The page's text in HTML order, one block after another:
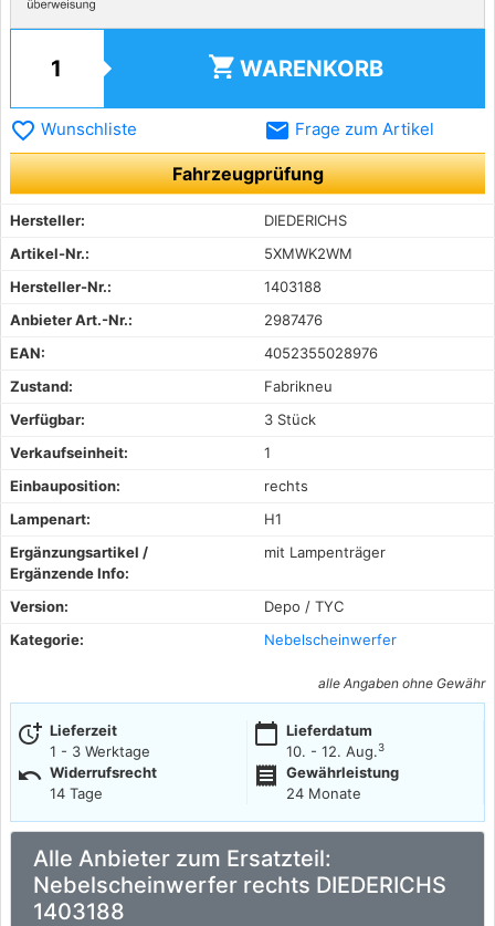
shopping_cart WARENKORB
favorite_border Wunschliste email Frage zum Artikel
Fahrzeugprüfung
Hersteller:
DIEDERICHS
Artikel-Nr.:
5XMWK2WM
Hersteller-Nr.:
1403188
Anbieter Art.-Nr.:
2987476
EAN:
4052355028976
Zustand:
Fabrikneu
Verfügbar:
3 Stück
Verkaufseinheit:
1
Einbauposition:
rechts
Lampenart:
H1
Ergänzungsartikel /
Ergänzende Info:
mit Lampenträger
Version:
Depo / TYC
Kategorie:
Nebelscheinwerfer
alle Angaben ohne Gewähr
more_time Lieferzeit
1 - 3 Werktage
calendar_today Lieferdatum
10. - 12. Aug.3
undo Widerrufsrecht
14 Tage
receipt
Gewährleistung
24 Monate
Alle Anbieter zum Ersatzteil:
Nebelscheinwerfer rechts DIEDERICHS
1403188